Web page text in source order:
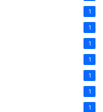
1
1
1
1
1
1
1